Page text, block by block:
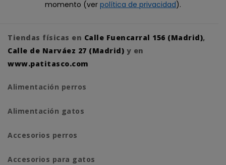
momento (ver política de privacidad).
Tiendas físicas en Calle Fuencarral 156 (Madrid),
Calle de Narváez 27 (Madrid) y en
www.patitasco.com
Alimentación perros
Alimentación gatos
Accesorios perros
Accesorios para gatos